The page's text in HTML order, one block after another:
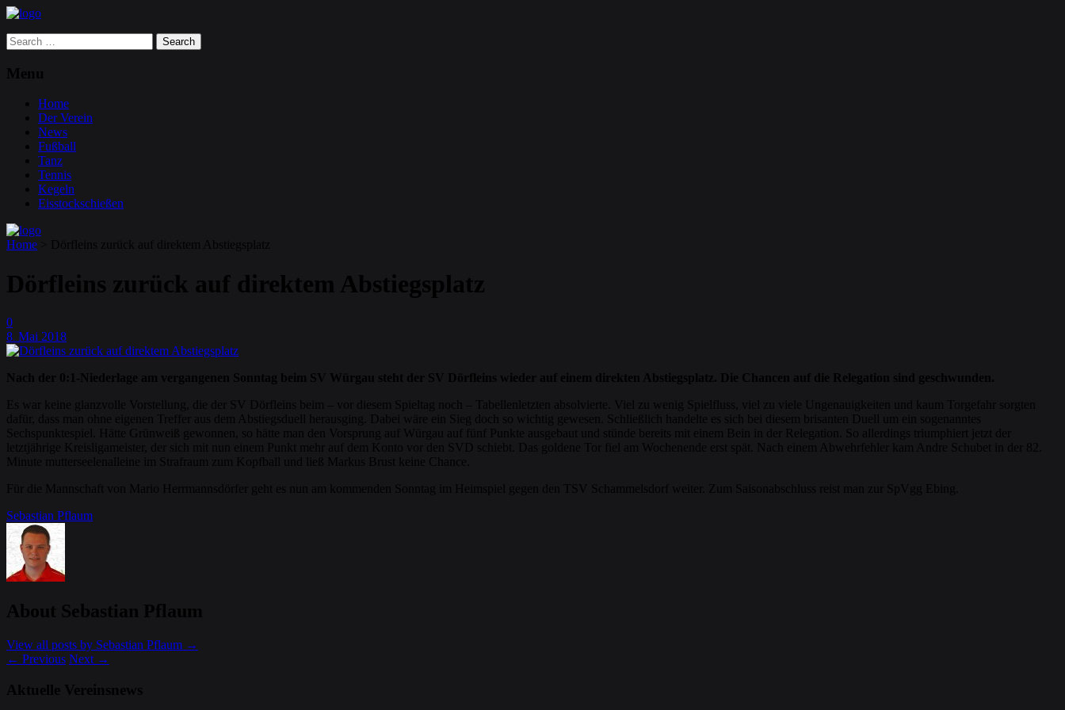
Search
for:
Menu
Home
Der Verein
News
Fußball
Tanz
Tennis
Kegeln
Eisstockschießen
Home Dörfleins zurück auf direktem Abstiegsplatz
Dörfleins zurück auf direktem Abstiegsplatz
0
8. Mai 2018
Nach der 0:1-Niederlage am vergangenen Sonntag beim SV Würgau steht der SV Dörfleins wieder auf einem direkten Abstiegsplatz. Die Chancen auf die Relegation sind geschwunden.
Es war keine glanzvolle Vorstellung, die der SV Dörfleins beim – vor diesem Spieltag noch – Tabellenletzten absolvierte. Viel zu wenig Spielfluss, viel zu viele Ungenauigkeiten und kaum Torgefahr sorgten
dafür, dass man ohne eigenen Treffer aus dem Abstiegsduell herausging. Dabei wäre ein Sieg doch so wichtig gewesen. Schließlich handelte es sich bei diesem brisanten Duell um ein sogenanntes
Sechspunktespiel. Hätte Grünweiß gewonnen, so hätte man den Vorsprung auf Würgau auf fünf Punkte ausgebaut und stünde bereits mit einem Bein in der Relegation. So allerdings triumphiert jetzt der
letztjährige Kreisligameister, der sich mit nun einem Punkt mehr auf dem Konto vor den SVD schiebt. Das goldene Tor fiel am Wochenende erst spät. Nach einem Abwehrfehler kam Andre Schubet in der 82.
Minute mutterseelenalleine im Strafraum zum Kopfball und ließ Markus Brust keine Chance.
Für die Mannschaft von Mario Herrmannsdörfer geht es nun am kommenden Sonntag im Heimspiel gegen den TSV Schammelsdorf weiter. Zum Saisonabschluss reist man zur SpVgg Ebing.
Sebastian Pflaum
About Sebastian Pflaum
View all posts by Sebastian Pflaum →
← Previous Next →
Aktuelle Vereinsnews